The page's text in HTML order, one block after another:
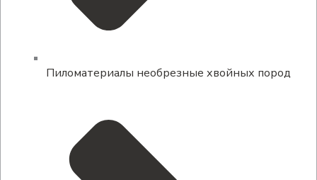
Пиломатериалы необрезные хвойных пород